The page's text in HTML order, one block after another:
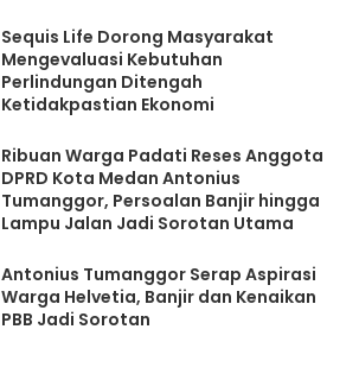
Sequis Life Dorong Masyarakat
Mengevaluasi Kebutuhan
Perlindungan Ditengah
Ketidakpastian Ekonomi
Ribuan Warga Padati Reses Anggota
DPRD Kota Medan Antonius
Tumanggor, Persoalan Banjir hingga
Lampu Jalan Jadi Sorotan Utama
Antonius Tumanggor Serap Aspirasi
Warga Helvetia, Banjir dan Kenaikan
PBB Jadi Sorotan